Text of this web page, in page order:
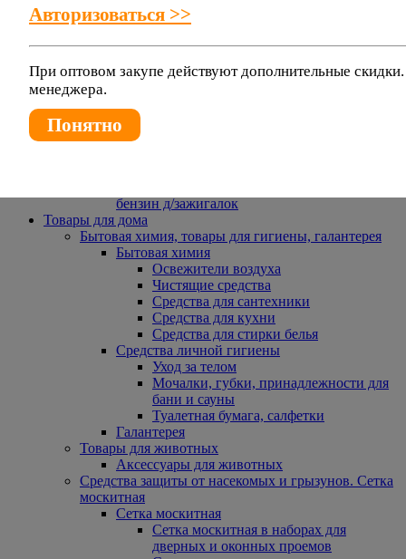
Зимние товары
Тюбинги, снегокаты, ледянки
Бассейны
Надувные бассейны
Аксессуары для бассейнов
Газовые приборы и комплектующие
бензин д/зажигалок
Товары для дома
Бытовая химия, товары для гигиены, галантерея
Бытовая химия
Освежители воздуха
Чистящие средства
Средства для сантехники
Средства для кухни
Средства для стирки белья
Средства личной гигиены
Уход за телом
Мочалки, губки, принадлежности для
бани и сауны
Туалетная бумага, салфетки
Галантерея
Товары для животных
Аксессуары для животных
Средства защиты от насекомых и грызунов. Сетка
москитная
Сетка москитная
Сетка москитная в наборах для
дверных и оконных проемов
Авторизоваться >>
При оптовом закупе действуют дополнительные
менеджера.
Понятно